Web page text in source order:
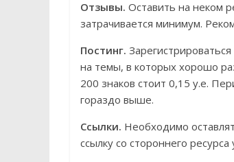
Отзывы. Оставить на неком
затрачивается минимум.
Постинг.
на темы, в которых хорошо
200 знаков стоит 0,15 у.е.
гораздо выше.
Ссылки. Необходимо
ссылку со стороннего